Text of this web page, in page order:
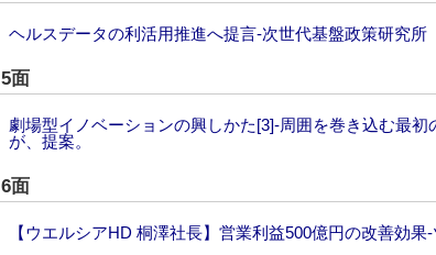
ヘルスデータの利活用推進へ提言‐次世代基盤政策研究所
5面
劇場型イノベーションの興しかた[3]‐周囲を巻き込む最
が、提案。
6面
【ウエルシアHD 桐澤社長】営業利益500億円の改善効果